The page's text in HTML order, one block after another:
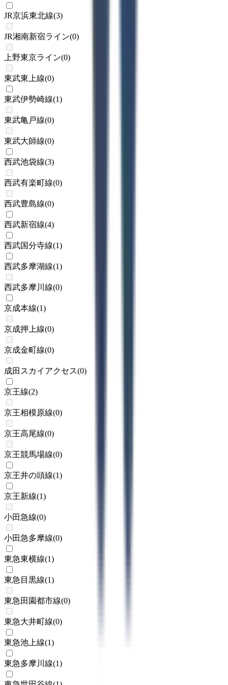
JR京浜東北線(3)
JR湘南新宿ライン(0)
上野東京ライン(0)
東武東上線(0)
東武伊勢崎線(1)
東武亀戸線(0)
東武大師線(0)
西武池袋線(3)
西武有楽町線(0)
西武豊島線(0)
西武新宿線(4)
西武国分寺線(1)
西武多摩湖線(1)
西武多摩川線(0)
京成本線(1)
京成押上線(0)
京成金町線(0)
成田スカイアクセス(0)
京王線(2)
京王相模原線(0)
京王高尾線(0)
京王競馬場線(0)
京王井の頭線(1)
京王新線(1)
小田急線(0)
小田急多摩線(0)
東急東横線(1)
東急目黒線(1)
東急田園都市線(0)
東急大井町線(0)
東急池上線(1)
東急多摩川線(1)